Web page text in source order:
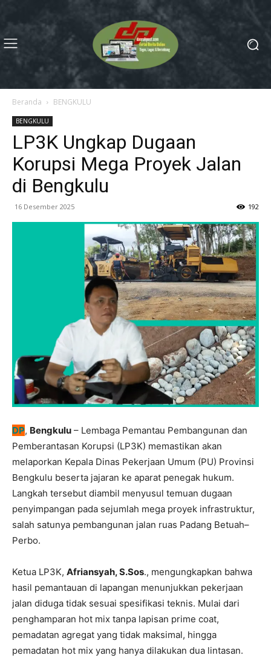
Beranda BENGKULU
BENGKULU
LP3K Ungkap Dugaan
Korupsi Mega Proyek Jalan
di Bengkulu
16 Desember 2025 192
DP, Bengkulu – Lembaga Pemantau Pembangunan dan
Pemberantasan Korupsi (LP3K) memastikan akan
melaporkan Kepala Dinas Pekerjaan Umum (PU) Provinsi
Bengkulu beserta jajaran ke aparat penegak hukum.
Langkah tersebut diambil menyusul temuan dugaan
penyimpangan pada sejumlah mega proyek infrastruktur,
salah satunya pembangunan jalan ruas Padang Betuah–
Perbo.
Ketua LP3K, Afriansyah, S.Sos., mengungkapkan bahwa
hasil pemantauan di lapangan menunjukkan pekerjaan
jalan diduga tidak sesuai spesifikasi teknis. Mulai dari
penghamparan hot mix tanpa lapisan prime coat,
pemadatan agregat yang tidak maksimal, hingga
pemadatan hot mix yang hanya dilakukan dua lintasan.